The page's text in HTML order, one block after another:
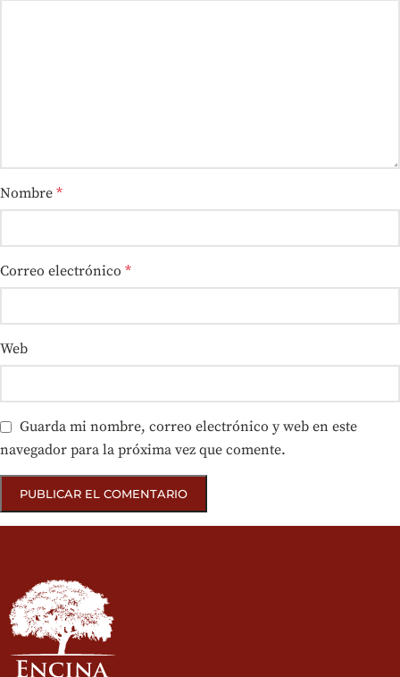
Nombre *
Correo electrónico *
Web
Guarda mi nombre, correo electrónico y web en este
navegador para la próxima vez que comente.